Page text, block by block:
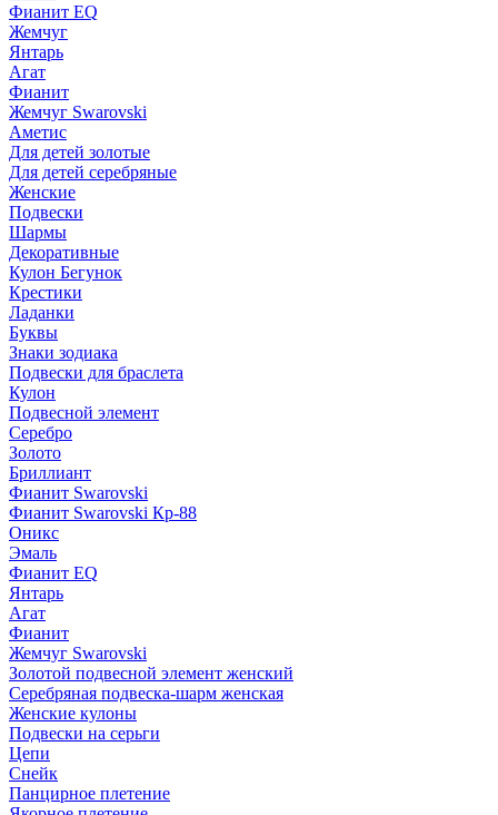
Фианит EQ
Жемчуг
Янтарь
Агат
Фианит
Жемчуг Swarovski
Аметис
Для детей золотые
Для детей серебряные
Женские
Подвески
Шармы
Декоративные
Кулон Бегунок
Крестики
Ладанки
Буквы
Знаки зодиака
Подвески для браслета
Кулон
Подвесной элемент
Серебро
Золото
Бриллиант
Фианит Swarovski
Фианит Swarovski Кр-88
Оникс
Эмаль
Фианит EQ
Янтарь
Агат
Фианит
Жемчуг Swarovski
Золотой подвесной элемент женcкий
Серебряная подвеска-шарм женская
Женские кулоны
Подвески на серьги
Цепи
Снейк
Панцирное плетение